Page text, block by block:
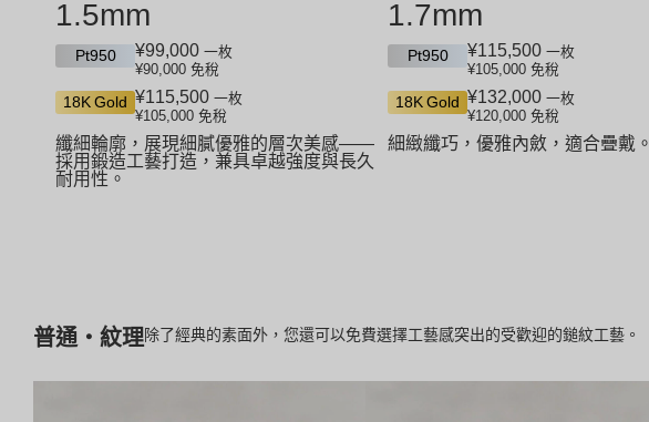
1.5mm
Pt950 ¥99,000 一枚
¥90,000 免稅
18K Gold ¥115,500 一枚
¥105,000 免稅
纖細輪廓，展現細膩優雅的層次美感——
採用鍛造工藝打造，兼具卓越強度與長久
耐用性。
1.7mm
Pt950 ¥115,500 一枚
¥105,000 免稅
18K Gold ¥132,000 一枚
¥120,000 免稅
細緻纖巧，優雅內斂，適合疊戴。
普通・紋理除了經典的素面外，您還可以免費選擇工藝感突出的受歡迎的鎚紋工藝。